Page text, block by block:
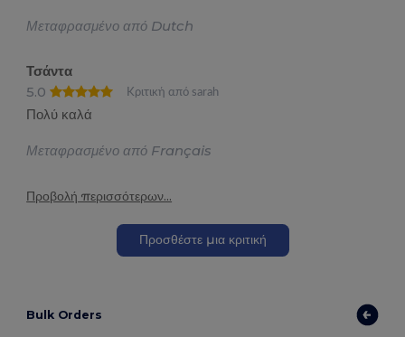
Μεταφρασμένο από Dutch
Τσάντα
5.0
Κριτική από sarah
Πολύ καλά
Μεταφρασμένο από Français
Προβολή περισσότερων...
Προσθέστε μια κριτική
Bulk Orders